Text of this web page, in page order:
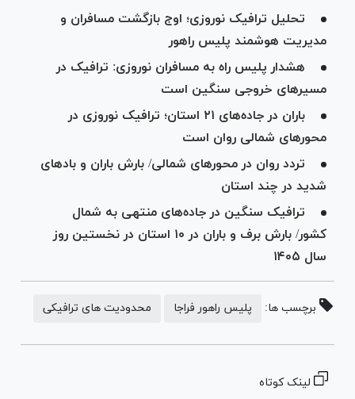
تحلیل ترافیک نوروزی؛ اوج بازگشت مسافران و
مدیریت هوشمند پلیس راهور
هشدار پلیس راه به مسافران نوروزی: ترافیک در
مسیرهای خروجی سنگین است
باران در جاده‌های ۲۱ استان؛ ترافیک نوروزی در
محورهای شمالی روان است
تردد روان در محورهای شمالی/ بارش باران و بادهای
شدید در چند استان
ترافیک سنگین در جاده‌های منتهی به شمال
کشور/ بارش برف و باران در ۱۰ استان در نخستین روز
سال ۱۴۰۵
برچسب ها: پلیس راهور فراجا محدودیت های ترافیکی
لینک کوتاه